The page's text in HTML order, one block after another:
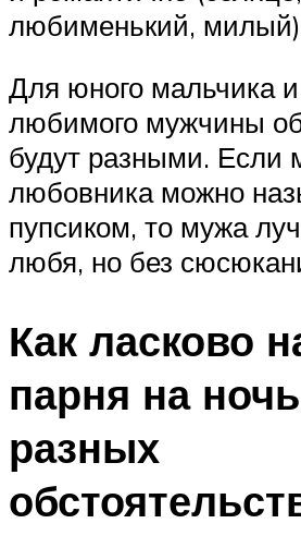
любименький,
Для юного мальчика и
любимого мужчины
будут разными. Если
любовника можно
пупсиком, то мужа
любя, но без
Как ласково
парня на
разных